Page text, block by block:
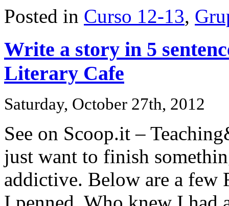
Posted in Curso 12-13,
Write a story in 5
Literary Cafe
Saturday, October 27th, 2012
See on Scoop.it –
just want to finish
addictive. Below are a few